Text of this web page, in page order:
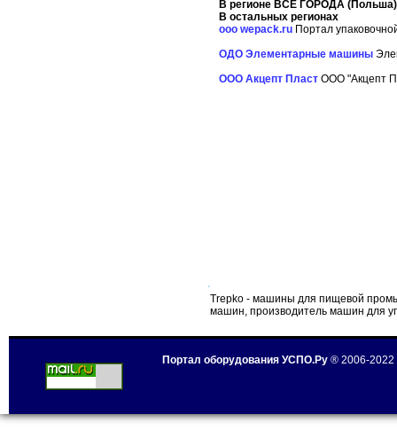
В регионе ВСЕ ГОРОДА (Польша)
В остальных регионах
ооо wepack.ru Портал
ОДО Элементарные машины
ООО Акцепт Пласт ООО "Акцепт
Trepko - машины для пищевой
машин, производитель машин для
Портал оборудования УСПО.Ру ® 2006-2022